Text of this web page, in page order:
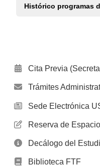
Histórico programas
Cita Previa
Trámites
Sede Electrónica
Reserva de
Decálogo del
Biblioteca FTF